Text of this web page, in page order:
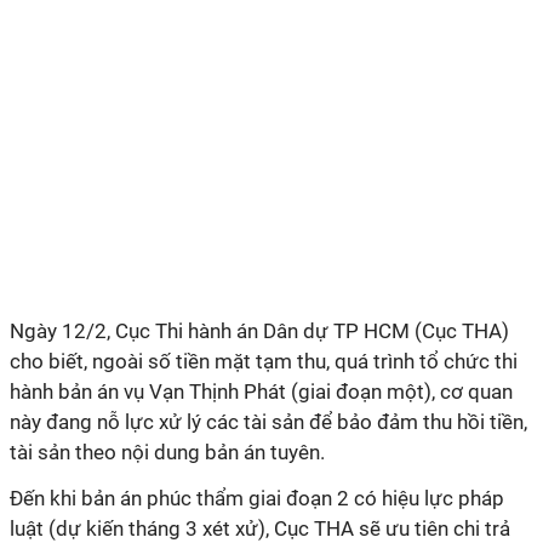
Ngày 12/2, Cục Thi hành án Dân dự TP HCM (Cục THA)
cho biết, ngoài số tiền mặt tạm thu, quá trình tổ chức thi
hành bản án vụ Vạn Thịnh Phát (giai đoạn một), cơ quan
này đang nỗ lực xử lý các tài sản để bảo đảm thu hồi tiền,
tài sản theo nội dung bản án tuyên.
Đến khi bản án phúc thẩm giai đoạn 2 có hiệu lực pháp
luật (dự kiến tháng 3 xét xử), Cục THA sẽ ưu tiên chi trả